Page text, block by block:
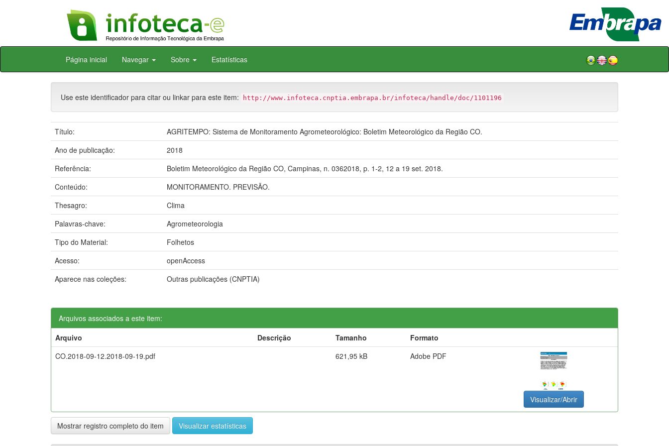
Skip
Página inicial Navegar Sobre Estatísticas
Use este identificador para citar ou linkar para este item: http://www.infoteca.cnptia.embrapa.br/infoteca/handle/doc/1101196
Título:
AGRITEMPO: Sistema de Monitoramento Agrometeorológico: Boletim Meteorológico da Região CO.
Ano de publicação:
2018
Referência:
Boletim Meteorológico da Região CO, Campinas, n. 0362018, p. 1-2, 12 a 19 set. 2018.
Conteúdo:
MONITORAMENTO. PREVISÃO.
Thesagro:
Clima
Palavras-chave:
Agrometeorologia
Tipo do Material:
Folhetos
Acesso:
openAccess
Aparece nas coleções:
Outras publicações (CNPTIA)
Arquivos associados a este item:
Arquivo
Descrição Tamanho
Formato
CO.2018-09-12.2018-09-19.pdf
621,95 kB Adobe PDF
Visualizar/Abrir
Mostrar registro completo do item Visualizar estatísticas